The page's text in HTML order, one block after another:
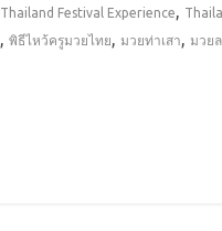
Thailand Festival Experience,
, พิธีไหว้ครูมวยไทย, มวยท่าเสา, มวย